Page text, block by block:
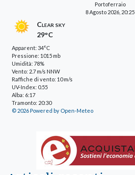
Portoferraio
8 Agosto 2026, 20:25
Clear sky
29°C
Apparent: 34°C
Pressione: 1015 mb
Umidità: 78%
Vento: 2.7 m/s NNW
Raffiche di vento: 10 m/s
UV-Index: 0.55
Alba: 6:17
Tramonto: 20:30
© 2026 Powered by Open-Meteo